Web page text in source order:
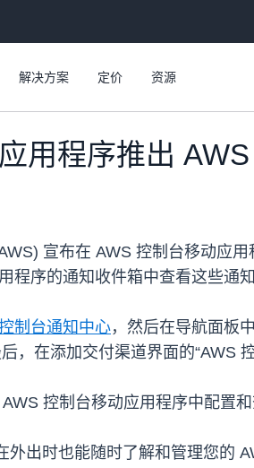
解决方案 定价 资源
用程序推出
宣布在 AWS 控制台移动应
程序的通知收件箱中查看这些通
制台通知中心，然后在导航面板
，在添加交付渠道界面的“AWS
控制台移动应用程序中配置和
外出时也能随时了解和管理您的